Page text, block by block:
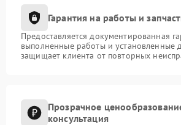
Гарантия на работы и
Предоставляется документированная
выполненные работы и установленные
защищает клиента от повторных
Прозрачное
консультация